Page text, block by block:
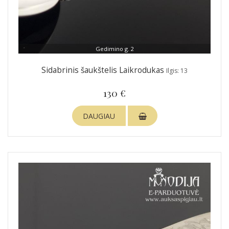
Gedimino g. 2
Sidabrinis šaukštelis Laikrodukas Ilgis: 13
130 €
DAUGIAU